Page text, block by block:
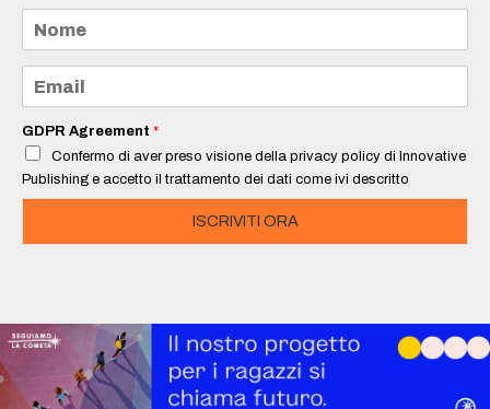
m
e
a
i
*
GDPR Agreement *
Confermo di aver preso visione della privacy policy di Innovative
Publishing e accetto il trattamento dei dati come ivi descritto
ISCRIVITI ORA